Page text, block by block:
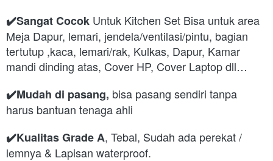
✔️Sangat Cocok Untuk Kitchen Set Bisa untuk area
Meja Dapur, lemari, jendela/ventilasi/pintu, bagian
tertutup ,kaca, lemari/rak, Kulkas, Dapur, Kamar
mandi dinding atas, Cover HP, Cover Laptop dll…
✔️Mudah di pasang, bisa pasang sendiri tanpa
harus bantuan tenaga ahli
✔️Kualitas Grade A, Tebal, Sudah ada perekat /
lemnya & Lapisan waterproof.